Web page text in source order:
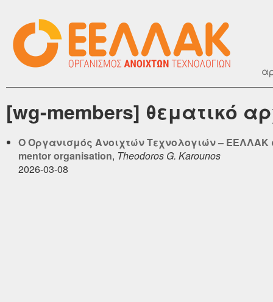
[wg-members] θεματικό
O Οργανισμός Ανοιχτών Τεχνολογιών – ΕΕΛΛΑΚ
mentor organisation, Theodoros G. Karounos
2026-03-08